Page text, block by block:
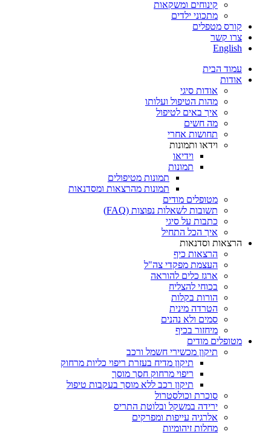
קינוחים ומשקאות
מתכוני ילדים
קורס מטפלים
צרו קשר
English
עמוד הבית
אודות
אודות סיגי
מהות הטיפול ועלותו
איך באים לטיפול
מה חשים
תחושות אחרי
וידאו ותמונות
וידיאו
תמונות
תמונות מטיפולים
תמונות מהרצאות ומסדנאות
מטופלים מודים
תשובות לשאלות נפוצות (FAQ)
כתבות על סיגי
איך הכל התחיל
הרצאות וסדנאות
הרצאות כיף
העצמת מפקדי צה"ל
ארגז כלים להוראה
בכוחי להצליח
הורות בקלות
הטרדה מינית
סמים ולא נהנים
מיחזור בכיף
מטופלים מודים
תיקון מכשירי חשמל ורכב
תיקון מדיח בעזרת ריפוי כליות מרחוק
ריפוי מרחוק חסך מוסך
תיקון רכב ללא מוסך בעקבות טיפול
סוכרת וכולסטרול
ירידה במשקל ובלוטת התריס
אלרגיה עייפות ומפרקים
מחלות זיהומיות